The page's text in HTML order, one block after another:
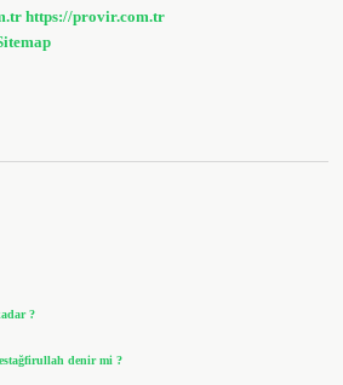
https://provir.com.tr
?
denir mi ?